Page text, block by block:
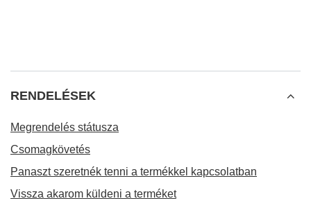
RENDELÉSEK
Megrendelés státusza
Csomagkövetés
Panaszt szeretnék tenni a termékkel kapcsolatban
Vissza akarom küldeni a terméket